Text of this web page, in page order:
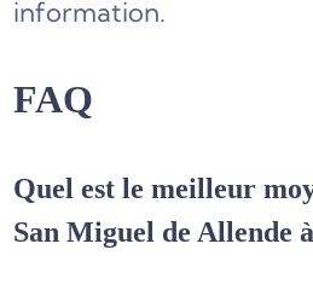
information.
FAQ
Quel est le meilleur
San Miguel de Allende